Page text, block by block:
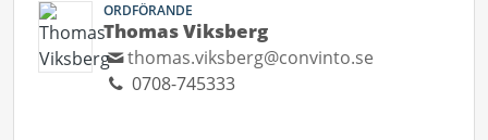
ORDFÖRANDE
Thomas Viksberg
thomas.viksberg@convinto.se
0708-745333